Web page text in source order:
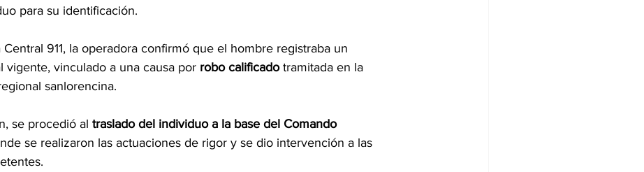
para su identificación.
Central 911, la operadora confirmó que el hombre registraba un
vigente, vinculado a una causa por robo calificado tramitada en la
sanlorencina.
se procedió al traslado del individuo a la base del Comando
se realizaron las actuaciones de rigor y se dio intervención a las